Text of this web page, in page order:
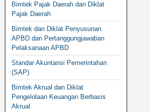
Bimtek Pajak Daerah dan Diklat
Pajak Daerah
Bimtek dan Diklat Penyusunan
APBD dan Pertanggungjawaban
Pelaksanaan APBD
Standar Akuntansi Pemerintahan
(SAP)
Bimtek Akrual dan Diklat
Pengelolaan Keuangan Berbasis
Akrual